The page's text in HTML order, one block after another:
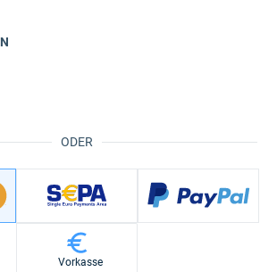
ODER
Vorkasse